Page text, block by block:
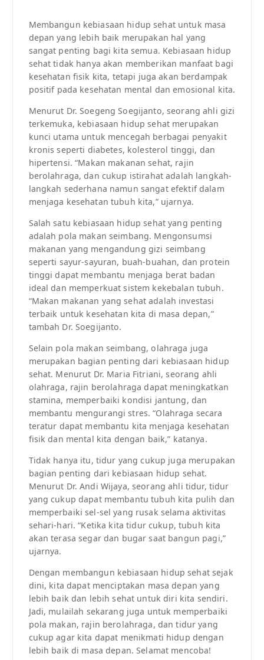
Membangun kebiasaan hidup sehat untuk masa
depan yang lebih baik merupakan hal yang
sangat penting bagi kita semua. Kebiasaan hidup
sehat tidak hanya akan memberikan manfaat bagi
kesehatan fisik kita, tetapi juga akan berdampak
positif pada kesehatan mental dan emosional kita.
Menurut Dr. Soegeng Soegijanto, seorang ahli gizi
terkemuka, kebiasaan hidup sehat merupakan
kunci utama untuk mencegah berbagai penyakit
kronis seperti diabetes, kolesterol tinggi, dan
hipertensi. “Makan makanan sehat, rajin
berolahraga, dan cukup istirahat adalah langkah-
langkah sederhana namun sangat efektif dalam
menjaga kesehatan tubuh kita,” ujarnya.
Salah satu kebiasaan hidup sehat yang penting
adalah pola makan seimbang. Mengonsumsi
makanan yang mengandung gizi seimbang
seperti sayur-sayuran, buah-buahan, dan protein
tinggi dapat membantu menjaga berat badan
ideal dan memperkuat sistem kekebalan tubuh.
“Makan makanan yang sehat adalah investasi
terbaik untuk kesehatan kita di masa depan,”
tambah Dr. Soegijanto.
Selain pola makan seimbang, olahraga juga
merupakan bagian penting dari kebiasaan hidup
sehat. Menurut Dr. Maria Fitriani, seorang ahli
olahraga, rajin berolahraga dapat meningkatkan
stamina, memperbaiki kondisi jantung, dan
membantu mengurangi stres. “Olahraga secara
teratur dapat membantu kita menjaga kesehatan
fisik dan mental kita dengan baik,” katanya.
Tidak hanya itu, tidur yang cukup juga merupakan
bagian penting dari kebiasaan hidup sehat.
Menurut Dr. Andi Wijaya, seorang ahli tidur, tidur
yang cukup dapat membantu tubuh kita pulih dan
memperbaiki sel-sel yang rusak selama aktivitas
sehari-hari. “Ketika kita tidur cukup, tubuh kita
akan terasa segar dan bugar saat bangun pagi,”
ujarnya.
Dengan membangun kebiasaan hidup sehat sejak
dini, kita dapat menciptakan masa depan yang
lebih baik dan lebih sehat untuk diri kita sendiri.
Jadi, mulailah sekarang juga untuk memperbaiki
pola makan, rajin berolahraga, dan tidur yang
cukup agar kita dapat menikmati hidup dengan
lebih baik di masa depan. Selamat mencoba!